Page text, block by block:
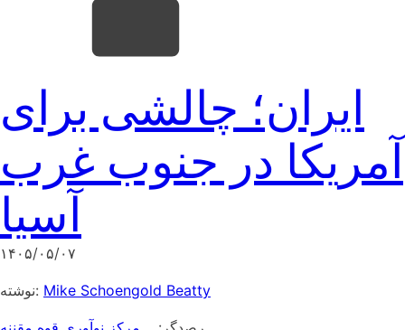
ایران؛ چالشی برای
آمریکا در جنوب غرب
آسیا
۱۴۰۵/۰۵/۰۷
نوشته: Mike Schoengold Beatty